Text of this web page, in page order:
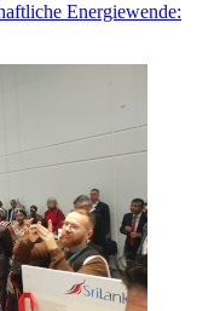
Energiewende: